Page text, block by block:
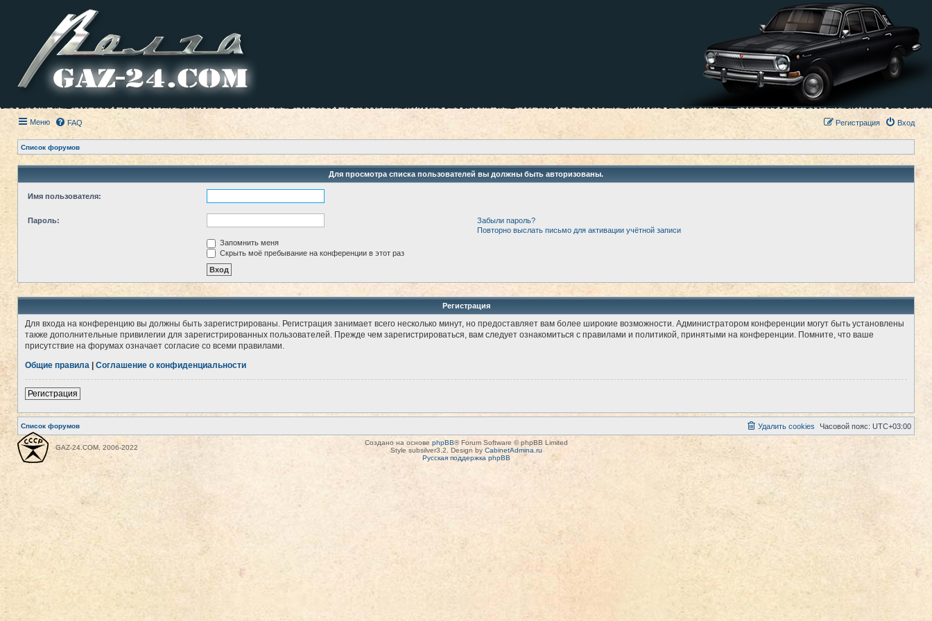
Меню FAQ Вход
Регистрация
Список форумов
Для просмотра списка пользователей вы должны быть авторизованы.
Имя пользователя:
Пароль:
Забыли пароль?
Повторно выслать письмо для активации учётной записи
Запомнить меня
Скрыть моё пребывание на конференции в этот раз
Регистрация
Для входа на конференцию вы должны быть зарегистрированы. Регистрация занимает всего несколько минут, но предоставляет вам более широкие возможности. Администратором конференции могут быть установлены
также дополнительные привилегии для зарегистрированных пользователей. Прежде чем зарегистрироваться, вам следует ознакомиться с правилами и политикой, принятыми на конференции. Помните, что ваше
присутствие на форумах означает согласие со всеми правилами.
Общие правила
Соглашение о конфиденциальности
Регистрация
Список форумов Часовой пояс: UTC+03:00
Удалить cookies
GAZ-24.COM, 2006-2022
Создано на основе phpBB® Forum Software © phpBB Limited
Style subsilver3.2. Design by CabinetAdmina.ru
Русская поддержка phpBB